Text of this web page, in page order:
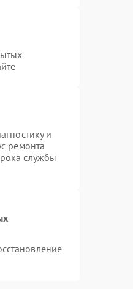
и
ремонта
службы